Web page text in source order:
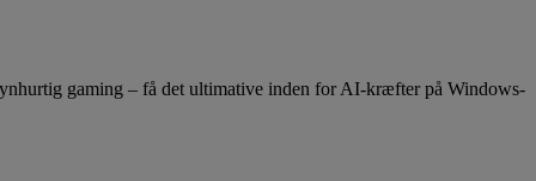
gaming – få det ultimative inden for AI-kræfter på Windows-